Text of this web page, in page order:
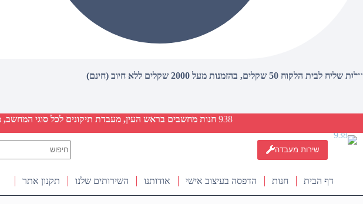
עלות שליח לבית הלקוח 50 שקלים, בהזמנות מעל 2000 שקלים ללא חיוב (חינם)
938 חנות מחשבים בראש העין, מעבדת תיקונים לכל סוגי המחשב,
שירות מעבדה
results
דף הבית
חנות הדפסה בעיצוב אישי אודותנו השירותים שלנו תקנון אתר